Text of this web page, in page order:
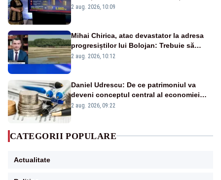
pierdute de fiecare român
2 aug. 2026, 10:09
Mihai Chirica, atac devastator la adresa
progresiștilor lui Bolojan: Trebuie să
protejăm și natura, dar nu șținem omaneii
2 aug. 2026, 10:12
Daniel Udrescu: De ce patrimoniul va
deveni conceptul central al economiei
viitoare?
2 aug. 2026, 09:22
CATEGORII POPULARE
Actualitate